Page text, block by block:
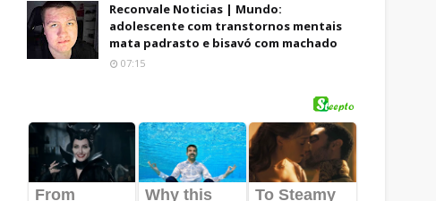
Reconvale Noticias | Mundo:
adolescente com transtornos mentais
mata padrasto e bisavó com machado
07:15